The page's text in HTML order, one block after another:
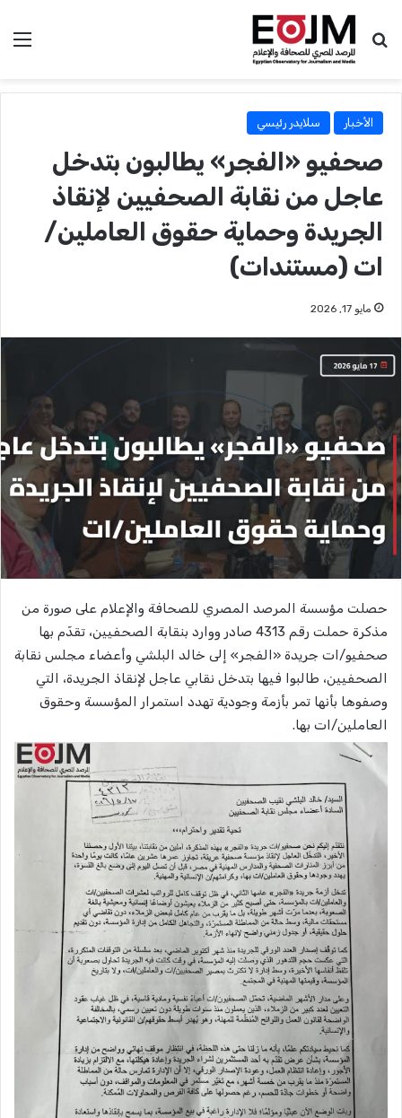
بحث عن
الأخبار سلايدر رئيسي
صحفيو «الفجر» يطالبون بتدخل
عاجل من نقابة الصحفيين لإنقاذ
الجريدة وحماية حقوق العاملين/
ات (مستندات)
مايو 17, 2026
حصلت مؤسسة المرصد المصري للصحافة والإعلام على صورة من
مذكرة حملت رقم 4313 صادر ووارد بنقابة الصحفيين، تقدّم بها
صحفيو/ات جريدة «الفجر» إلى خالد البلشي وأعضاء مجلس نقابة
الصحفيين، طالبوا فيها بتدخل نقابي عاجل لإنقاذ الجريدة، التي
وصفوها بأنها تمر بأزمة وجودية تهدد استمرار المؤسسة وحقوق
العاملين/ات بها.